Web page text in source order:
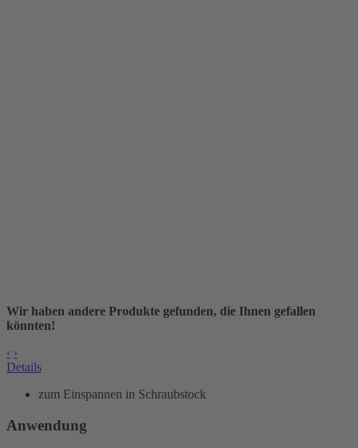
Wir haben andere Produkte gefunden, die Ihnen gefallen
könnten!
‹ ›
Details
zum Einspannen in Schraubstock
Anwendung